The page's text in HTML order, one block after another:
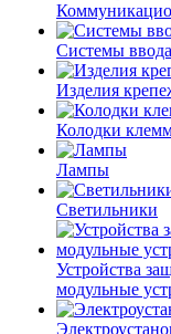
Системы
Изделия
Колодки
Лампы
Светильники
Устройства
модульные